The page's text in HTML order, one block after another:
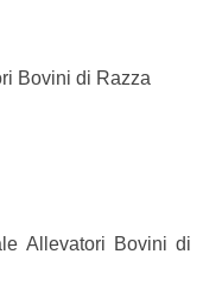
Bovini di Razza
Allevatori Bovini di